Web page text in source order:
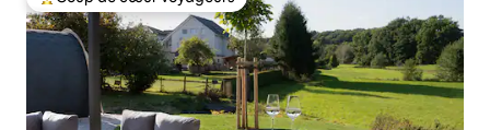
Coup de cœur voyageurs parmi les plus aimés